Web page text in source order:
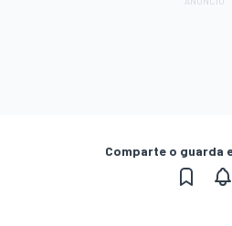
Comparte o guarda